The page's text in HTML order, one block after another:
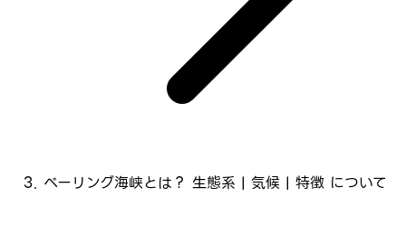
ベーリング海峡とは？ 生態系 | 気候 | 特徴 について